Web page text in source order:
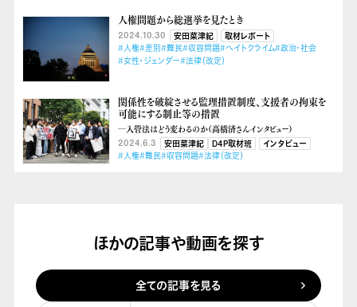
人権問題から総選挙を見たとき
2024.10.30 安田菜津紀
取材レポート
#人権#差別#難民#収容問題#ヘイトクライム#政治・社会
#女性・ジェンダー#法律（改定）
関係性を破綻させる監理措置制度、支援者の拘束を
可能にする制止等の措置
―入管法はどう変わるのか（高橋済さんインタビュー）
2024.6.3 安田菜津紀 D4P取材班
インタビュー
#人権#難民#収容問題#法律（改定）
ほかの記事や動画を探す
全ての記事を見る